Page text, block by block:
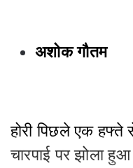
अशोक गौतम
होरी पिछले एक हफ्ते
चारपाई पर झोला